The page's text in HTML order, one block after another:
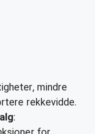
mindre
rekkevidde.
: